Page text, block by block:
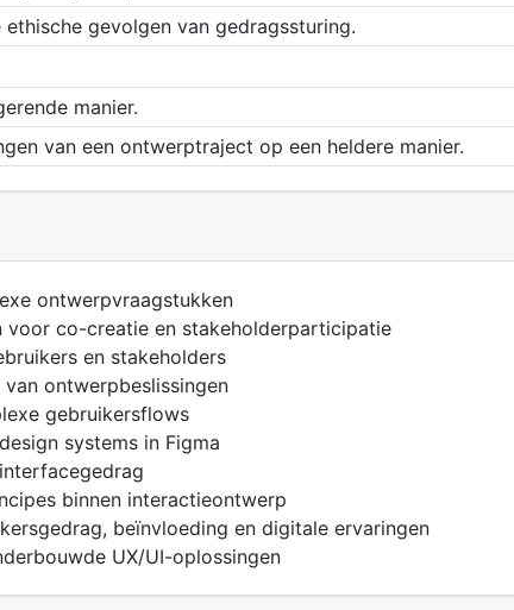
gevolgen van gedragssturing.
manier.
van een ontwerptraject op een heldere manier.
ontwerpvraagstukken
voor co-creatie en stakeholderparticipatie
en stakeholders
ontwerpbeslissingen
gebruikersflows
systems in Figma
binnen interactieontwerp
beïnvloeding en digitale ervaringen
UX/UI-oplossingen